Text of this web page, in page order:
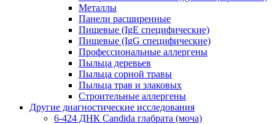
Металлы
Панели расширенные
Пищевые (IgE специфические)
Пищевые (IgG специфические)
Профессиональные аллергены
Пыльца деревьев
Пыльца сорной травы
Пыльца трав и злаковых
Строительные аллергены
Другие диагностические исследования
6-424 ДНК Candida глабрата (моча)